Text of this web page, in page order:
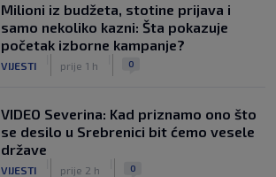
Milioni iz budžeta, stotine prijava i
samo nekoliko kazni: Šta pokazuje
početak izborne kampanje?
VIJESTI prije 1 h 0
VIDEO Severina: Kad priznamo ono što
se desilo u Srebrenici bit ćemo vesele
države
VIJESTI prije 2 h 0